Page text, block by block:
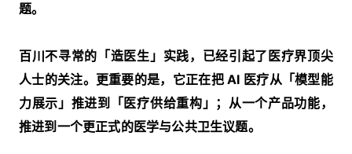
题。
百川不寻常的「造医生」实践，已经引起了医疗界顶尖
人士的关注。更重要的是，它正在把 AI 医疗从「模型能
力展示」推进到「医疗供给重构」；从一个产品功能，
推进到一个更正式的医学与公共卫生议题。